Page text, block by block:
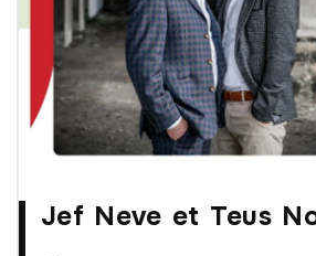
Jef Neve et Teus